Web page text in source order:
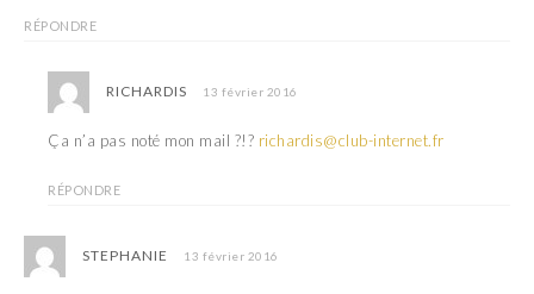
RÉPONDRE
RICHARDIS 13 février 2016
Ça n’a pas noté mon mail ?!? richardis@club-internet.fr
RÉPONDRE
STEPHANIE 13 février 2016